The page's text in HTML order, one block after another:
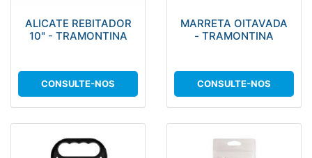
ALICATE REBITADOR
10" - TRAMONTINA
CONSULTE-NOS
MARRETA OITAVADA
- TRAMONTINA
CONSULTE-NOS